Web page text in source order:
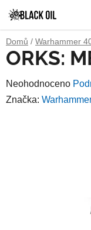
na
obsah
Domů / Warhammer
ORKS:
Průměrné
hodnocení
Neohodnoceno
Značka: